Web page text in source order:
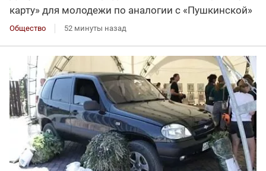
карту» для молодежи по аналогии с «Пушкинской»
Общество 52 минуты назад